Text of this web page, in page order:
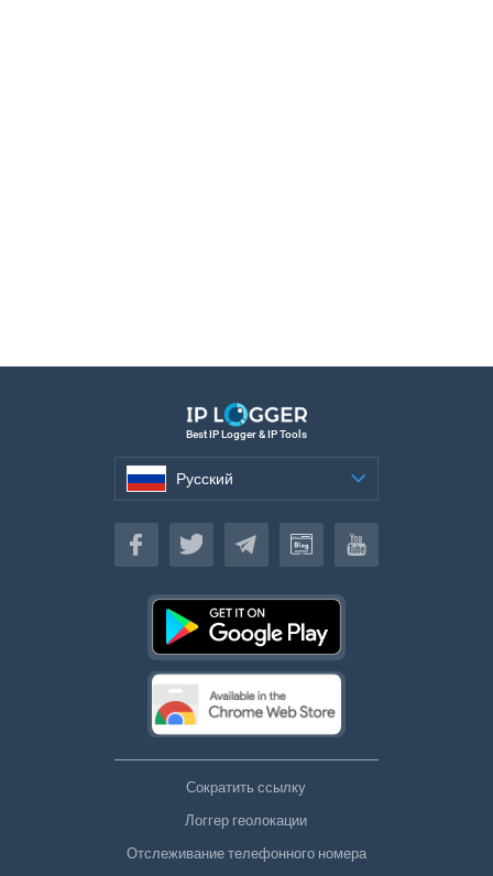
Best IP Logger & IP Tools
Русский
Русский
Сократить ссылку
Логгер геолокации
Отслеживание телефонного номера